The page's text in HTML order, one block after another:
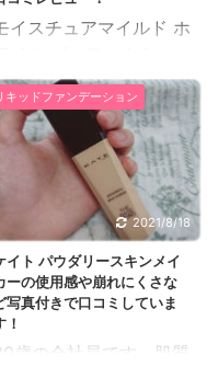
も気になり出し ...
＆チーククリームRD-1
の口コミレビューを紹介
す。肌質はインナード
イ肌です。 ヴィセリシ
は、プチプラブランド
の中でも、長く愛用して
いるものが多く、特にチ
ークやリップはプチプラ
がら質が良いので気に
っています。 こちらの
ィセ ...
イスチュアマイルド ホ
ンスは、１本で化粧
・乳液・美容液の３役
なる薬用美白ローショ
ンです。 モイスチュアマ
イルド ホワイト パーフ
ェクトエッセンスの口コ
レビューを紹介しま
。 23歳の正社員で
。肌質はインナードラ
肌です。 今まで肌のテ
リや、内部の乾燥が気
キッドファンデーション
2021/8/18
イト パウダリースキンメイ
ーの使用感や崩れにくさな
写真付きで口コミしていま
！
歳の会社員です。肌質